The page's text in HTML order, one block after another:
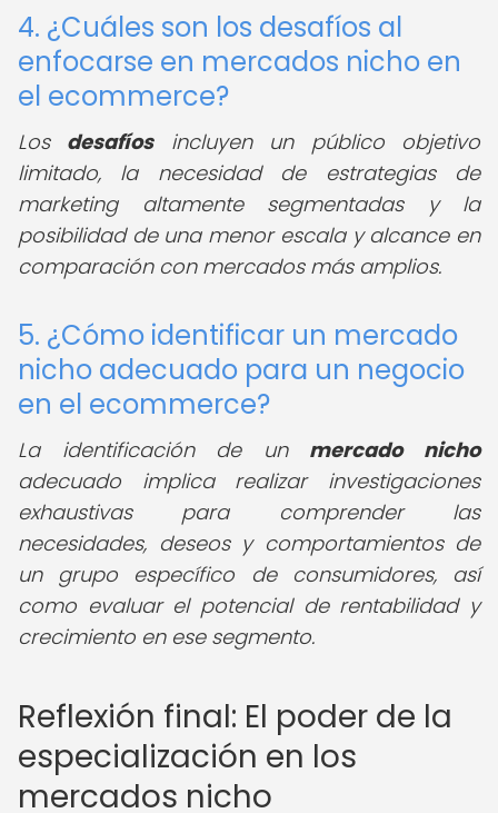
4. ¿Cuáles son los desafíos al
enfocarse en mercados nicho en
el ecommerce?
Los desafíosincluyen un público objetivo
limitado, la necesidad de estrategias de
marketing altamente segmentadas y la
posibilidad de una menor escala y alcance en
comparación con mercados más amplios.
5. ¿Cómo identificar un mercado
nicho adecuado para un negocio
en el ecommerce?
La identificación de un mercado nicho
adecuado implica realizar investigaciones
exhaustivas para comprender las
necesidades, deseos y comportamientos de
un grupo específico de consumidores, así
como evaluar el potencial de rentabilidad y
crecimiento en ese segmento.
Reflexión final: El poder de la
especialización en los
mercados nicho